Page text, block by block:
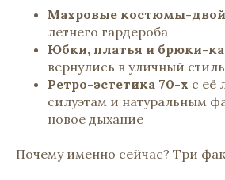
Махровые костюмы-
летнего гардероба
Юбки, платья и брюки-
вернулись в уличный стиль
Ретро-эстетика 70-х с её
силуэтам и натуральным
новое дыхание
Почему именно сейчас? Три